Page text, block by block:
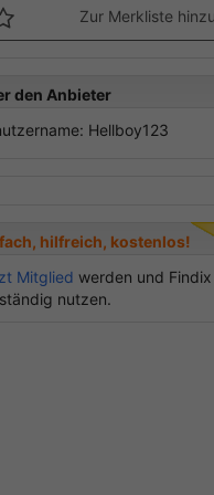
Zur Merkliste
den Anbieter
Hellboy123
hilfreich, kostenlos!
Mitglied werden und Findix
nutzen.